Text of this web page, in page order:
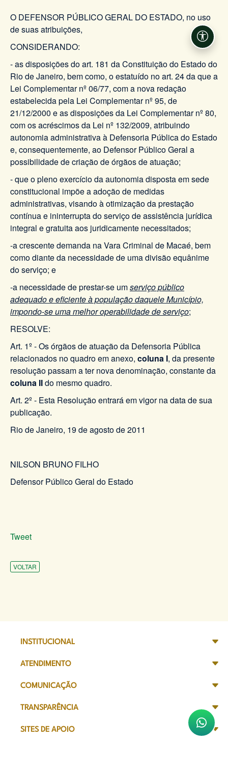
O DEFENSOR PÚBLICO GERAL DO ESTADO, no uso
de suas atribuições,
CONSIDERANDO:
- as disposições do art. 181 da Constituição do Estado do
Rio de Janeiro, bem como, o estatuído no art. 24 da que a
Lei Complementar nº 06/77, com a nova redação
estabelecida pela Lei Complementar nº 95, de
21/12/2000 e as disposições da Lei Complementar nº 80,
com os acréscimos da Lei nº 132/2009, atribuindo
autonomia administrativa à Defensoria Pública do Estado
e, consequentemente, ao Defensor Público Geral a
possibilidade de criação de órgãos de atuação;
- que o pleno exercício da autonomia disposta em sede
constitucional impõe a adoção de medidas
administrativas, visando à otimização da prestação
contínua e ininterrupta do serviço de assistência jurídica
integral e gratuita aos juridicamente necessitados;
-a crescente demanda na Vara Criminal de Macaé, bem
como diante da necessidade de uma divisão equânime
do serviço; e
-a necessidade de prestar-se umserviço público
adequado e eficiente à população daquele Município,
impondo-se uma melhor operabilidade de serviço;
RESOLVE:
Art. 1º - Os órgãos de atuação da Defensoria Pública
relacionados no quadro em anexo, coluna I, da presente
resolução passam a ter nova denominação, constante da
coluna IIdo mesmo quadro.
Art. 2º - Esta Resolução entrará em vigor na data de sua
publicação.
Rio de Janeiro, 19 de agosto de 2011
NILSON BRUNO FILHO
Defensor Público Geral do Estado
Tweet
VOLTAR
INSTITUCIONAL
ATENDIMENTO
COMUNICAÇÃO
TRANSPARÊNCIA
SITES DE APOIO